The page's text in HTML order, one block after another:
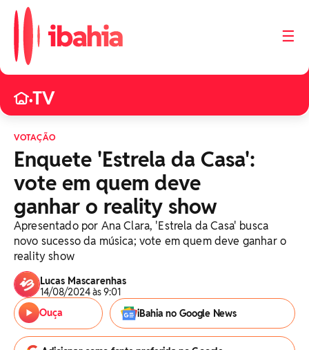
☰
•TV
VOTAÇÃO
Enquete 'Estrela da Casa':
vote em quem deve
ganhar o reality show
Apresentado por Ana Clara, 'Estrela da Casa' busca
novo sucesso da música; vote em quem deve ganhar o
reality show
Lucas Mascarenhas
14/08/2024 às 9:01
Ouça
iBahia no Google News